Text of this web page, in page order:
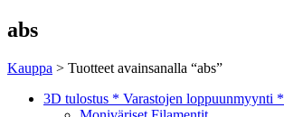
abs
Kauppa > Tuotteet avainsanalla “abs”
3D tulostus * Varastojen loppuunmyynti *